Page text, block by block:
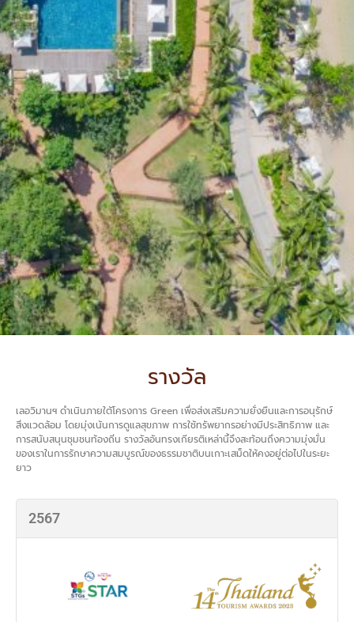
รางวัล
เลอวิมานฯ ดำเนินภายใต้โครงการ Green เพื่อส่งเสริมความยั่งยืนและการอนุรักษ์
สิ่งแวดล้อม โดยมุ่งเน้นการดูแลสุขภาพ การใช้ทรัพยากรอย่างมีประสิทธิภาพ และ
การสนับสนุนชุมชนท้องถิ่น รางวัลอันทรงเกียรติเหล่านี้จึงสะท้อนถึงความมุ่งมั่น
ของเราในการรักษาความสมบูรณ์ของธรรมชาติบนเกาะเสม็ดให้คงอยู่ต่อไปในระยะ
ยาว
2567